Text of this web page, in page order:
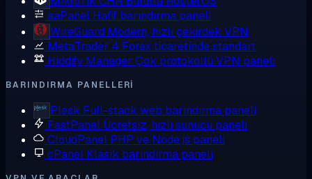
aaPanel Hafif barındırma paneli
WireGuard Modern, hızlı çekirdek VPN
MetaTrader 4 Forex ticaretinde standart
Hiddify Manager Çok protokollü VPN paneli
BARINDIRMA PANELLERI
Plesk Full-stack web barındırma paneli
FastPanel Ücretsiz, hızlı sunucu paneli
CloudPanel PHP ve Node.js paneli
cPanel Klasik barındırma paneli